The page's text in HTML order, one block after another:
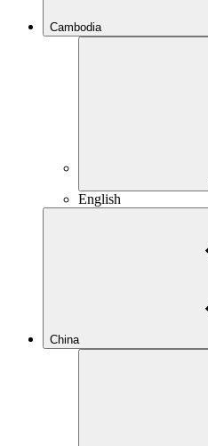
Cambodia
English
China